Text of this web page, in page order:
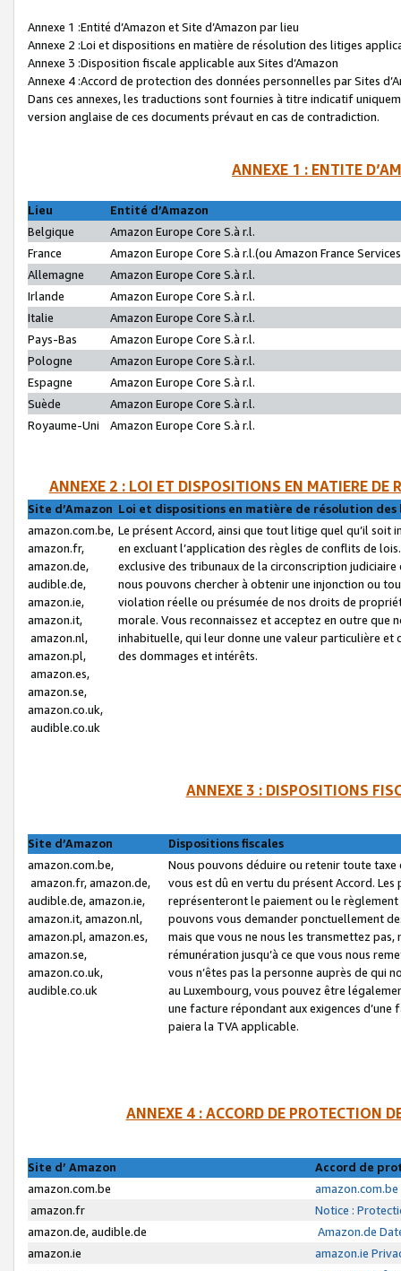
Annexe 1 :Entité d’Amazon et Site d’Amazon par lieu
Annexe 2 :Loi et dispositions en matière de résolution des litiges
Annexe 3 :Disposition fiscale applicable aux Sites d’Amazon
Annexe 4 :Accord de protection des données personnelles par Sites
Dans ces annexes, les traductions sont fournies à titre indicatif
version anglaise de ces documents prévaut en cas de contradiction.
ANNEXE 1 : ENTITE
Lieu
Entité d’Amazon
Belgique
Amazon Europe Core S.à r.l.
France
Amazon Europe Core S.à r.l.(ou Amazon France
Allemagne
Amazon Europe Core S.à r.l.
Irlande
Amazon Europe Core S.à r.l.
Italie
Amazon Europe Core S.à r.l.
Pays-Bas
Amazon Europe Core S.à r.l.
Pologne
Amazon Europe Core S.à r.l.
Espagne
Amazon Europe Core S.à r.l.
Suède
Amazon Europe Core S.à r.l.
Royaume-Uni
Amazon Europe Core S.à r.l.
ANNEXE 2 : LOI ET DISPOSITIONS EN MATIERE DE
Site d’Amazon Loi et dispositions en matière de résolution
amazon.com.be,
amazon.fr,
amazon.de,
audible.de,
amazon.ie,
amazon.it,
amazon.nl,
amazon.pl,
amazon.es,
amazon.se,
amazon.co.uk,
audible.co.uk
Le présent Accord, ainsi que tout litige quel qu’il soit
en excluant l’application des règles de conflits de
exclusive des tribunaux de la circonscription
nous pouvons chercher à obtenir une injonction ou
violation réelle ou présumée de nos droits de
morale. Vous reconnaissez et acceptez en outre que
inhabituelle, qui leur donne une valeur particulière
des dommages et intérêts.
ANNEXE 3 : DISPOSITIONS
Site d’Amazon
Dispositions fiscales
amazon.com.be,
amazon.fr, amazon.de,
audible.de, amazon.ie,
amazon.it, amazon.nl,
amazon.pl, amazon.es,
amazon.se,
amazon.co.uk,
audible.co.uk
Nous pouvons déduire ou retenir toute
vous est dû en vertu du présent Accord.
représenteront le paiement ou le
pouvons vous demander ponctuellement
mais que vous ne nous les transmettez
rémunération jusqu’à ce que vous nous
vous n’êtes pas la personne auprès de qui
au Luxembourg, vous pouvez être
une facture répondant aux exigences
paiera la TVA applicable.
ANNEXE 4 : ACCORD DE PROTECTION
Site d’ Amazon
Accord de
amazon.com.be
amazon.fr
Notice :
amazon.de, audible.de
Amazon.de
amazon.ie
amazon.ie